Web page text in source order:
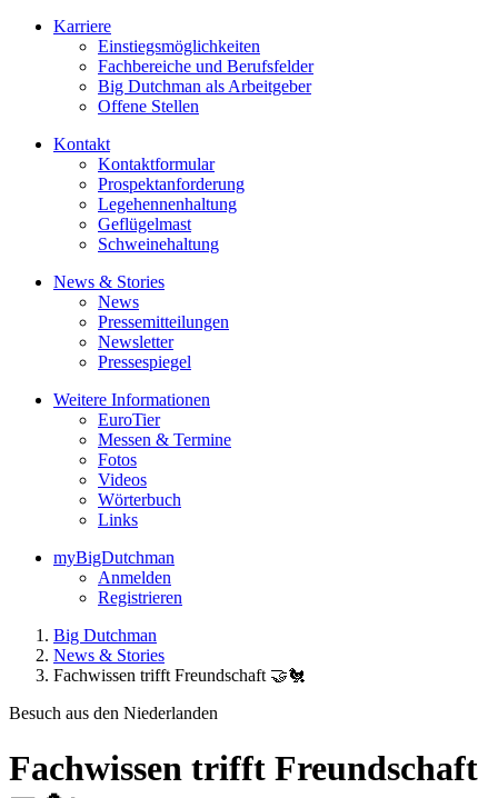
Karriere
Einstiegsmöglichkeiten
Fachbereiche und Berufsfelder
Big Dutchman als Arbeitgeber
Offene Stellen
Kontakt
Kontaktformular
Prospektanforderung
Legehennenhaltung
Geflügelmast
Schweinehaltung
News & Stories
News
Pressemitteilungen
Newsletter
Pressespiegel
Weitere Informationen
EuroTier
Messen & Termine
Fotos
Videos
Wörterbuch
Links
myBigDutchman
Anmelden
Registrieren
Big Dutchman
News & Stories
Fachwissen trifft Freundschaft 🤝🐔
Besuch aus den Niederlanden
Fachwissen trifft Freundschaft